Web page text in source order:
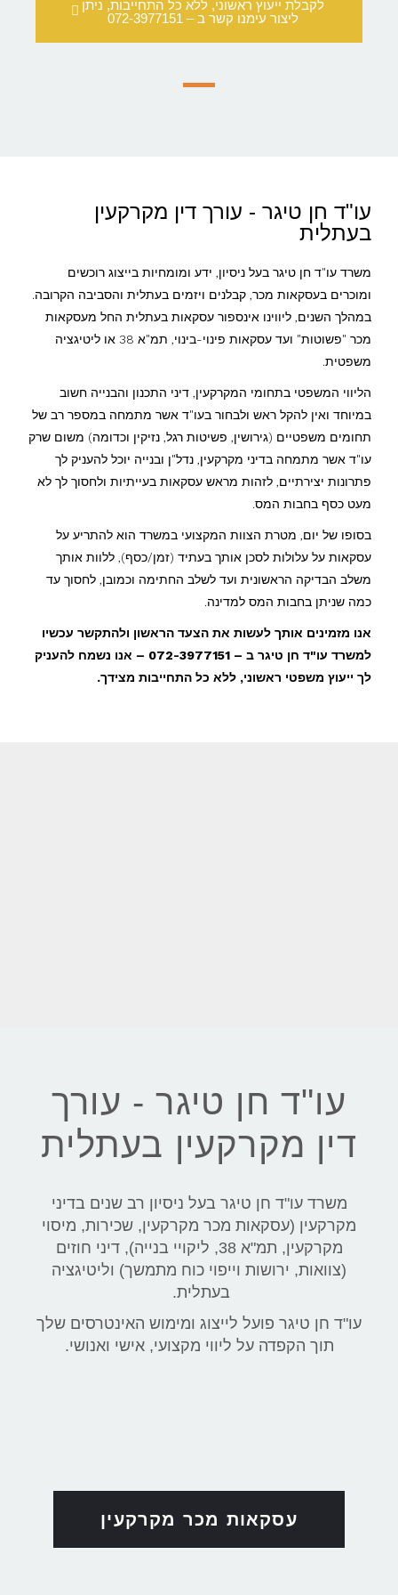
לקבלת ייעוץ ראשוני, ללא כל התחייבות, ניתן
ליצור עימנו קשר ב – 072-3977151
עו"ד חן טיגר - עורך דין מקרקעין
בעתלית
משרד עו"ד חן טיגר בעל ניסיון, ידע ומומחיות בייצוג רוכשים
ומוכרים בעסקאות מכר, קבלנים ויזמים בעתלית והסביבה הקרובה.
במהלך השנים, ליווינו אינספור עסקאות בעתלית החל מעסקאות
מכר "פשוטות" ועד עסקאות פינוי-בינוי, תמ"א 38 או ליטיגציה
משפטית.
הליווי המשפטי בתחומי המקרקעין, דיני התכנון והבנייה חשוב
במיוחד ואין להקל ראש ולבחור בעו"ד אשר מתמחה במספר רב של
תחומים משפטיים (גירושין, פשיטות רגל, נזיקין וכדומה) משום שרק
עו"ד אשר מתמחה בדיני מקרקעין, נדל"ן ובנייה יוכל להעניק לך
פתרונות יצירתיים, לזהות מראש עסקאות בעייתיות ולחסוך לך לא
מעט כסף בחבות המס.
בסופו של יום, מטרת הצוות המקצועי במשרד הוא להתריע על
עסקאות על עלולות לסכן אותך בעתיד (זמן/כסף), ללוות אותך
משלב הבדיקה הראשונית ועד לשלב החתימה וכמובן, לחסוך עד
כמה שניתן בחבות המס למדינה.
אנו מזמינים אותך לעשות את הצעד הראשון ולהתקשר עכשיו
למשרד עו"ד חן טיגר ב – 072-3977151 – אנו נשמח להעניק
לך ייעוץ משפטי ראשוני, ללא כל התחייבות מצידך.
עו"ד חן טיגר - עורך
דין מקרקעין בעתלית
משרד עו"ד חן טיגר בעל ניסיון רב שנים בדיני
מקרקעין (עסקאות מכר מקרקעין, שכירות, מיסוי
מקרקעין, תמ"א 38, ליקויי בנייה), דיני חוזים
(צוואות, ירושות וייפוי כוח מתמשך) וליטיגציה
בעתלית.
עו"ד חן טיגר פועל לייצוג ומימוש האינטרסים שלך
תוך הקפדה על ליווי מקצועי, אישי ואנושי.
עסקאות מכר מקרקעין